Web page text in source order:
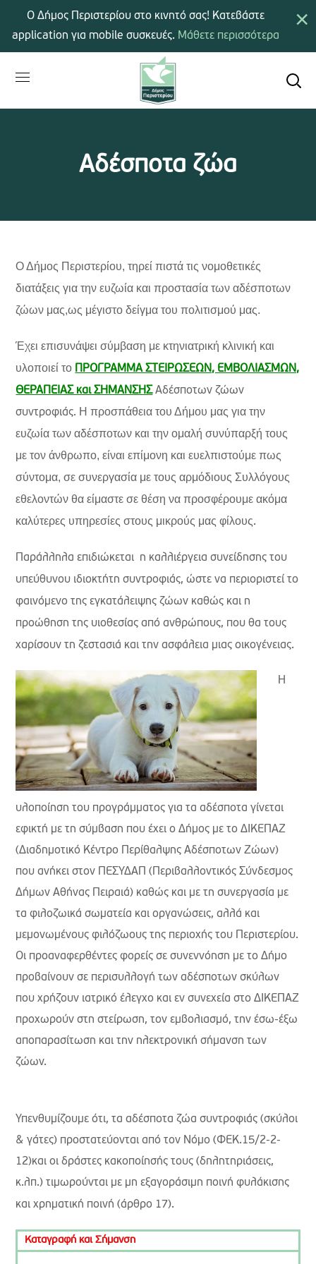
Αδέσποτα ζώα
Ο Δήμος Περιστερίου, τηρεί πιστά τις νομοθετικές
διατάξεις για την ευζωία και προστασία των αδέσποτων
ζώων μας,ως μέγιστο δείγμα του πολιτισμού μας.
Έχει επισυνάψει σύμβαση με κτηνιατρική κλινική και
υλοποιεί το
ΠΡΟΓΡΑΜΜΑ ΣΤΕΙΡΩΣΕΩΝ, ΕΜΒΟΛΙΑΣΜΩΝ,
ΘΕΡΑΠΕΙΑΣ και ΣΗΜΑΝΣΗΣΑδέσποτων ζώων
συντροφιάς. Η προσπάθεια του Δήμου μας για την
ευζωία των αδέσποτων και την ομαλή συνύπαρξή τους
με τον άνθρωπο, είναι επίμονη και ευελπιστούμε πως
σύντομα, σε συνεργασία με τους αρμόδιους Συλλόγους
εθελοντών θα είμαστε σε θέση να προσφέρουμε ακόμα
καλύτερες υπηρεσίες στους μικρούς μας φίλους.
Παράλληλα επιδιώκεται η καλλιέργεια συνείδησης του
υπεύθυνου ιδιοκτήτη συντροφιάς, ώστε να περιοριστεί το
φαινόμενο της εγκατάλειψης ζώων καθώς και η
προώθηση της υιοθεσίας από ανθρώπους, που θα τους
χαρίσουν τη ζεστασιά και την ασφάλεια μιας οικογένειας.
Η
υλοποίηση του προγράμματος για τα αδέσποτα γίνεται
εφικτή με τη σύμβαση που έχει ο Δήμος με το ΔΙΚΕΠΑΖ
(Διαδημοτικό Κέντρο Περίθαλψης Αδέσποτων Ζώων)
που ανήκει στον ΠΕΣΥΔΑΠ (Περιβαλλοντικός Σύνδεσμος
Δήμων Αθήνας Πειραιά) καθώς και με τη συνεργασία με
τα φιλοζωικά σωματεία καιοργανώσεις, αλλά και
μεμονωμένους φιλόζωους της περιοχής του Περιστερίου.
Οι προαναφερθέντες φορείς σε συνεννόηση με το Δήμο
προβαίνουν σε περισυλλογή των αδέσποτων σκύλων
που χρήζουν ιατρικό έλεγχο και ενσυνεχεία στο ΔΙΚΕΠΑΖ
προχωρούν στη στείρωση, τον εμβολιασμό, την έσω-έξω
αποπαρασίτωση και την ηλεκτρονική σήμανση των
ζώων.
Υπενθυμίζουμε ότι, τα αδέσποτα ζώα συντροφιάς (σκύλοι
& γάτες) προστατεύονται από τον Νόμο (ΦΕΚ.15/2-2-
12)και οι δράστες κακοποίησής τους (δηλητηριάσεις,
κ.λπ.) τιμωρούνται με μη εξαγοράσιμη ποινή φυλάκισης
και χρηματική ποινή (άρθρο 17).
Καταγραφή και Σήμανση
×
Ο Δήμος Περιστερίου στο κινητό σας! Κατεβάστε
application για mobile συσκευές. Μάθετε περισσότερα